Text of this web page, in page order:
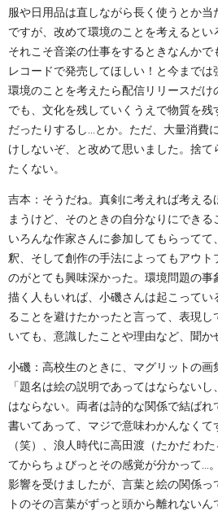
服や日用品は直しながら長く使うとか
ですが、改めて環境のことを考えるとい
それこそ音楽の仕事をするときなんかで
レコードで発売してほしい！と今までは
環境のことを考えたら配信リリースだけ
でも、文化を残していくうえで物質を
だったりするし…とか。ただ、大量消費
けしないぞ、と改めて思いました。捨て
たくない。
吉本：そうだね。真剣に考えれば考える
まうけど、そのときの自分なりにできる
いろんな作家さんに参加してもらって
釈、そして創作の手法によってもアウト
のがとても興味深かった。環境問題の事
描く人もいれば、小磯さんは起こってい
ることを避けたかったと言って、表現
いても、意識したことや理由など、聞か
小磯：高校生のときに、マグリットの画
「題名は絵の説明であってはならない
はならない。両者は詩的な関係で結ば
書いてあって、マジで意味わかんなく
（笑）、浪人時代に高田渡（たかだ わ
てからちょびっとその感覚が分かって…
影響を受けましたが、言葉と絵の関係っ
トのその言葉がずっと頭から離れないん